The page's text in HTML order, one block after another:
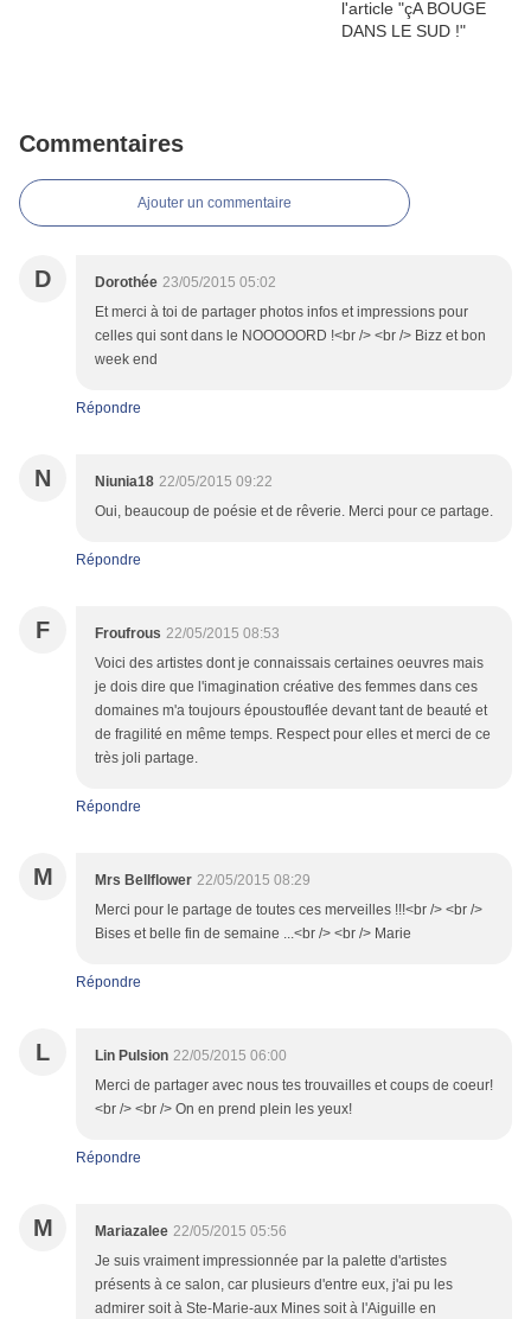
Commentaires
Ajouter un commentaire
D Dorothée 23/05/2015 05:02
Et merci à toi de partager photos infos et impressions pour
celles qui sont dans le NOOOOORD !<br /> <br /> Bizz et bon
week end
Répondre
N Niunia18 22/05/2015 09:22
Oui, beaucoup de poésie et de rêverie. Merci pour ce partage.
Répondre
F Froufrous 22/05/2015 08:53
Voici des artistes dont je connaissais certaines oeuvres mais
je dois dire que l'imagination créative des femmes dans ces
domaines m'a toujours époustouflée devant tant de beauté et
de fragilité en même temps. Respect pour elles et merci de ce
très joli partage.
Répondre
M Mrs Bellflower 22/05/2015 08:29
Merci pour le partage de toutes ces merveilles !!!<br /> <br />
Bises et belle fin de semaine ...<br /> <br /> Marie
Répondre
L Lin Pulsion 22/05/2015 06:00
Merci de partager avec nous tes trouvailles et coups de coeur!
<br /> <br /> On en prend plein les yeux!
Répondre
M Mariazalee 22/05/2015 05:56
Je suis vraiment impressionnée par la palette d'artistes
présents à ce salon, car plusieurs d'entre eux, j'ai pu les
admirer soit à Ste-Marie-aux Mines soit à l'Aiguille en